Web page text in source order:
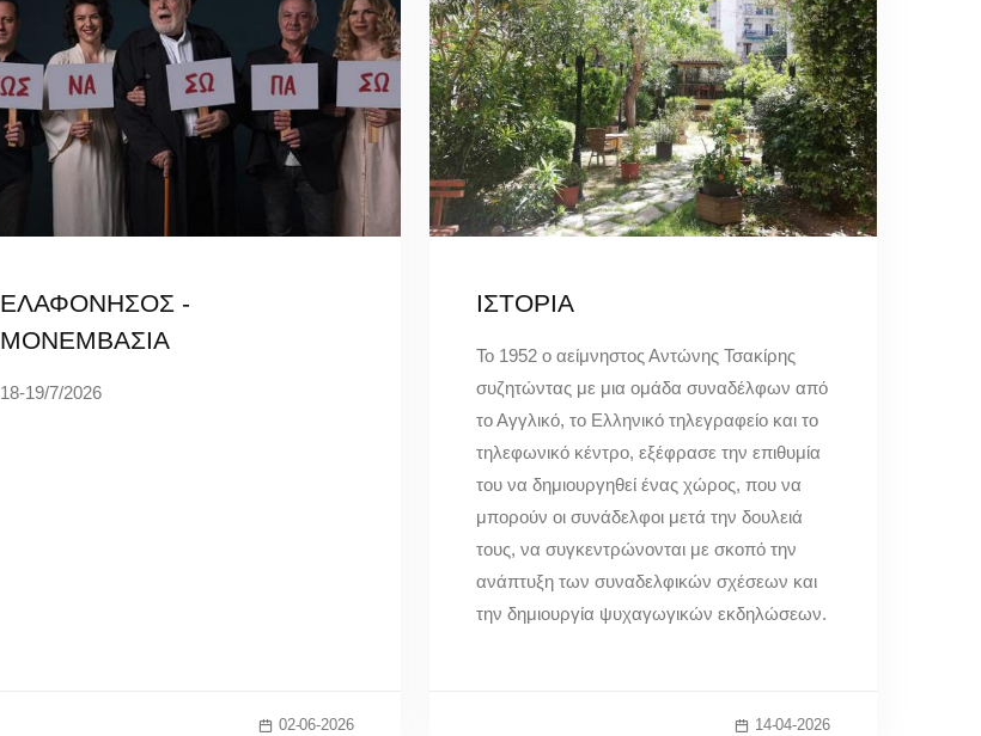
ΕΛΑΦΟΝΗΣΟΣ -
ΜΟΝΕΜΒΑΣΙΑ
18-19/7/2026
02-06-2026
ΙΣΤΟΡΙΑ
Το 1952 ο αείμνηστος Αντώνης Τσακίρης
συζητώντας με μια ομάδα συναδέλφων από
το Αγγλικό, το Ελληνικό τηλεγραφείο και το
τηλεφωνικό κέντρο, εξέφρασε την επιθυμία
του να δημιουργηθεί ένας χώρος, που να
μπορούν οι συνάδελφοι μετά την δουλειά
τους, να συγκεντρώνονται με σκοπό την
ανάπτυξη των συναδελφικών σχέσεων και
την δημιουργία ψυχαγωγικών εκδηλώσεων.
14-04-2026